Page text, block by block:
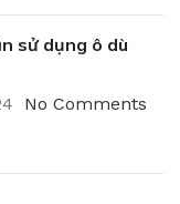
sử dụng ô dù
No Comments